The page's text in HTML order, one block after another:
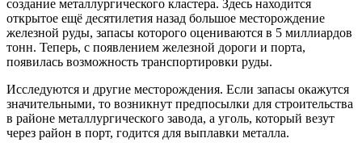
создание металлургического кластера. Здесь находится
открытое ещё десятилетия назад большое месторождение
железной руды, запасы которого оцениваются в 5 миллиардов
тонн. Теперь, с появлением железной дороги и порта,
появилась возможность транспортировки руды.
Исследуются и другие месторождения. Если запасы окажутся
значительными, то возникнут предпосылки для строительства
в районе металлургического завода, а уголь, который везут
через район в порт, годится для выплавки металла.